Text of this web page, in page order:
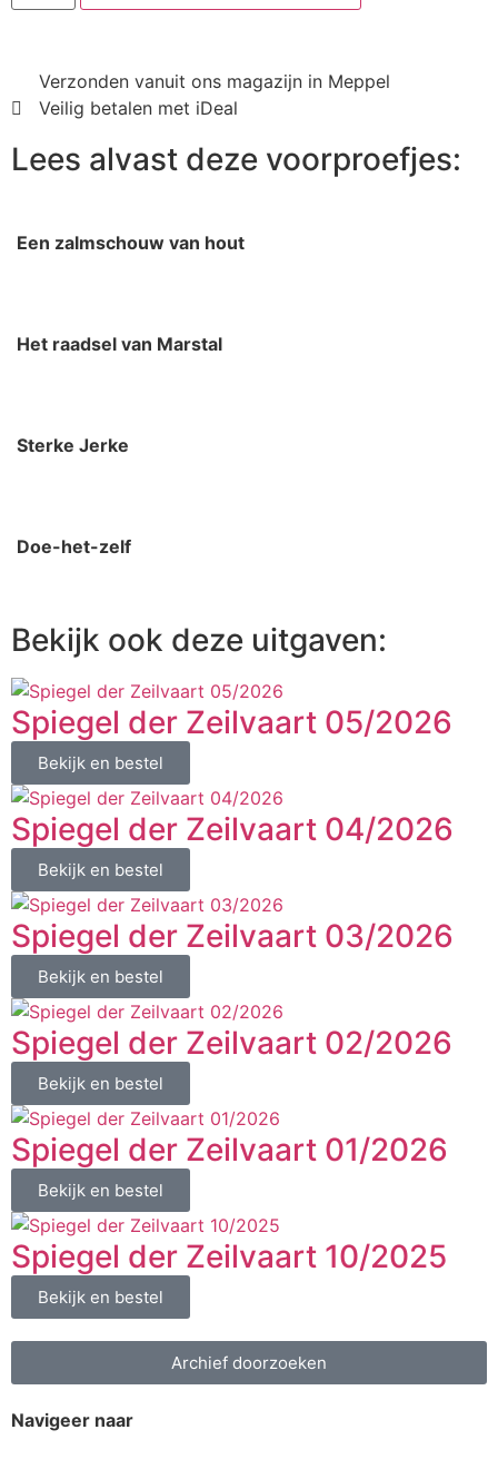
Verzonden vanuit ons magazijn in Meppel
Veilig betalen met iDeal
Lees alvast deze voorproefjes:
Een zalmschouw van hout
Het raadsel van Marstal
Sterke Jerke
Doe-het-zelf
Bekijk ook deze uitgaven:
Spiegel der Zeilvaart 05/2026
Bekijk en bestel
Spiegel der Zeilvaart 04/2026
Bekijk en bestel
Spiegel der Zeilvaart 03/2026
Bekijk en bestel
Spiegel der Zeilvaart 02/2026
Bekijk en bestel
Spiegel der Zeilvaart 01/2026
Bekijk en bestel
Spiegel der Zeilvaart 10/2025
Bekijk en bestel
Archief doorzoeken
Navigeer naar